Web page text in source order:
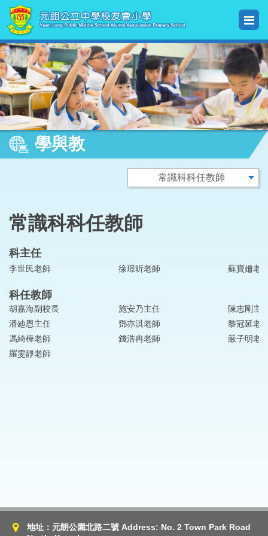
學與教
常識科科任教師
科主任
李世民老師 徐璟昕老師 蘇寶姍老
科任教師
胡嘉海副校長 施安乃主任
陳志剛主
潘廸恩主任
鄧亦淇老師
黎冠延老
馮綺樺老師
錢浩冉老師
嚴子明老
羅雯靜老師
地址：元朗公園北路二號 Address: No. 2 Town Park Road